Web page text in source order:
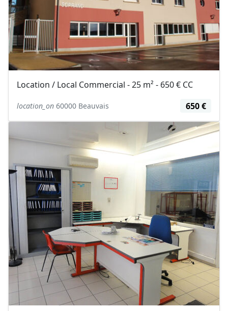
Location / Local Commercial - 25 m² - 650 € CC
location_on 60000 Beauvais 650 €